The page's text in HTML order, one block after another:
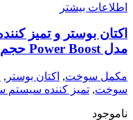
اطلاعات بیشتر
اکتان بوستر و تمیز
مدل Power Boost حجم 200 میلی لیتر بسته 3 عددی
مکمل سوخت, اکتان بوستر ,
سوخت, تمیز کننده
ناموجود